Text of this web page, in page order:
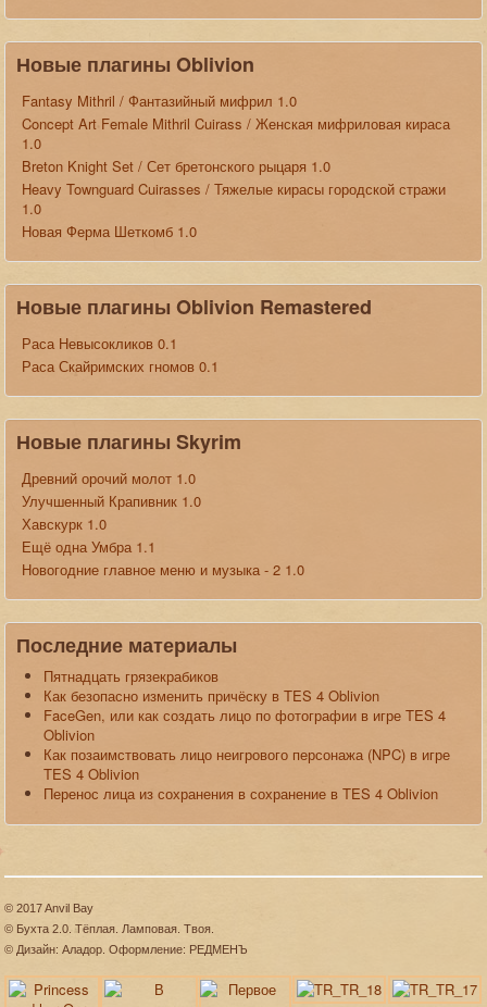
Новые плагины Oblivion
Fantasy Mithril / Фантазийный мифрил 1.0
Concept Art Female Mithril Cuirass / Женская мифриловая кираса
1.0
Breton Knight Set / Сет бретонского рыцаря 1.0
Heavy Townguard Cuirasses / Тяжелые кирасы городской стражи
1.0
Новая Ферма Шеткомб 1.0
Новые плагины Oblivion Remastered
Раса Невысокликов 0.1
Раса Скайримских гномов 0.1
Новые плагины Skyrim
Древний орочий молот 1.0
Улучшенный Крапивник 1.0
Хавскурк 1.0
Ещё одна Умбра 1.1
Новогодние главное меню и музыка - 2 1.0
Последние материалы
Пятнадцать грязекрабиков
Как безопасно изменить причёску в TES 4 Oblivion
FaceGen, или как создать лицо по фотографии в игре TES 4
Oblivion
Как позаимствовать лицо неигрового персонажа (NPC) в игре
TES 4 Oblivion
Перенос лица из сохранения в сохранение в TES 4 Oblivion
© 2017 Anvil Bay
© Бухта 2.0. Тёплая. Ламповая. Твоя.
© Дизайн: Аладор. Оформление: РЕДМЕНЪ